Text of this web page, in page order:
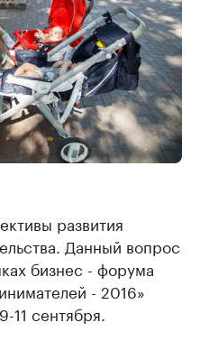
развития
Данный вопрос
бизнес - форума
- 2016»
сентября.